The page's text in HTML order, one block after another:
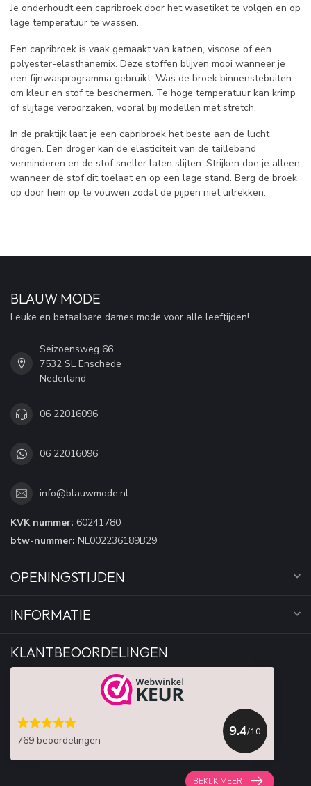
Je onderhoudt een capribroek door het wasetiket te volgen en op
lage temperatuur te wassen.
Een capribroek is vaak gemaakt van katoen, viscose of een
polyester-elasthanemix. Deze stoffen blijven mooi wanneer je
een fijnwasprogramma gebruikt. Was de broek binnenstebuiten
om kleur en stof te beschermen. Te hoge temperatuur kan krimp
of slijtage veroorzaken, vooral bij modellen met stretch.
In de praktijk laat je een capribroek het beste aan de lucht
drogen. Een droger kan de elasticiteit van de tailleband
verminderen en de stof sneller laten slijten. Strijken doe je alleen
wanneer de stof dit toelaat en op een lage stand. Berg de broek
op door hem op te vouwen zodat de pijpen niet uitrekken.
BLAUW MODE
Leuke en betaalbare dames mode voor alle leeftijden!
Seizoensweg 66
7532 SL Enschede
Nederland
06 22016096
06 22016096
info@blauwmode.nl
KVK nummer: 60241780
btw-nummer: NL002236189B29
OPENINGSTIJDEN
INFORMATIE
KLANTBEOORDELINGEN
769 beoordelingen
9.4/10
BEKIJK MEER